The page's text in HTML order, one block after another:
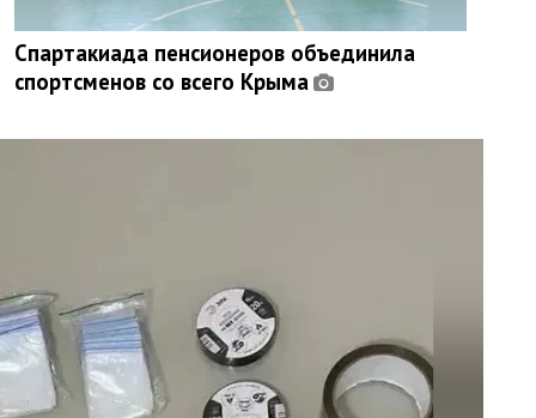
Спартакиада пенсионеров объединила
спортсменов со всего Крыма